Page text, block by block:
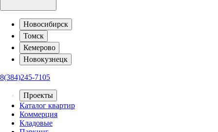
Новосибирск
Томск
Кемерово
Новокузнецк
8(384)245-7105
Проекты
Каталог квартир
Коммерция
Кладовые